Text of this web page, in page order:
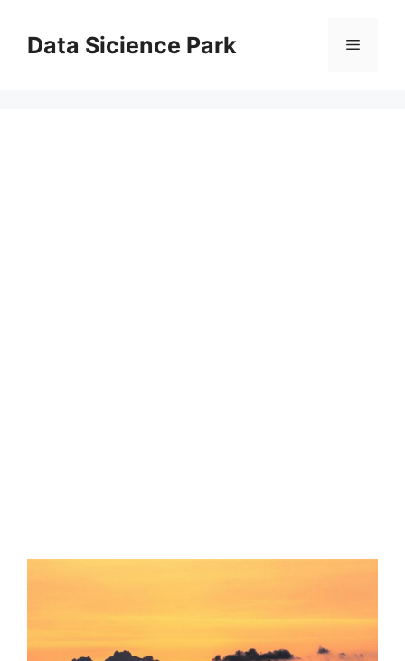
Data Sicience Park メ